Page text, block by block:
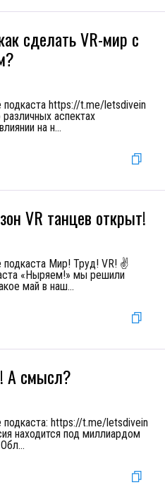
сделать VR-мир с
подкаста https://t.me/letsdivein
аспектах
на н...
VR танцев открыт!
подкаста Мир! Труд! VR! ✌️
«Ныряем!» мы решили
май в наш...
А смысл?
подкаста: https://t.me/letsdivein
находится под миллиардом
...